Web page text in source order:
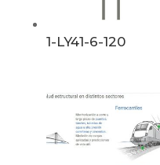
1-LY41-6-120